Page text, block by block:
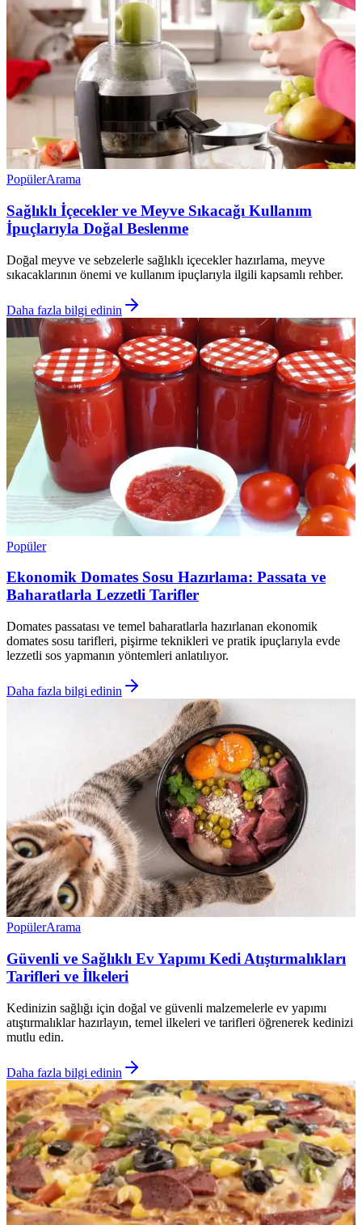
PopülerArama
Sağlıklı İçecekler ve Meyve Sıkacağı Kullanım
İpuçlarıyla Doğal Beslenme
Doğal meyve ve sebzelerle sağlıklı içecekler hazırlama, meyve
sıkacaklarının önemi ve kullanım ipuçlarıyla ilgili kapsamlı rehber.
Daha fazla bilgi edinin
Popüler
Ekonomik Domates Sosu Hazırlama: Passata ve
Baharatlarla Lezzetli Tarifler
Domates passatası ve temel baharatlarla hazırlanan ekonomik
domates sosu tarifleri, pişirme teknikleri ve pratik ipuçlarıyla evde
lezzetli sos yapmanın yöntemleri anlatılıyor.
Daha fazla bilgi edinin
PopülerArama
Güvenli ve Sağlıklı Ev Yapımı Kedi Atıştırmalıkları
Tarifleri ve İlkeleri
Kedinizin sağlığı için doğal ve güvenli malzemelerle ev yapımı
atıştırmalıklar hazırlayın, temel ilkeleri ve tarifleri öğrenerek kedinizi
mutlu edin.
Daha fazla bilgi edinin